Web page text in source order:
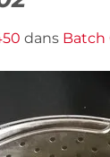
dans Batch